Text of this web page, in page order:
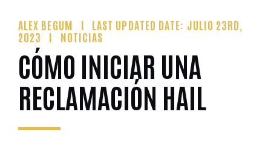
ALEX BEGUM
LAST UPDATED DATE: JULIO 23RD,
2023
NOTICIAS
CÓMO INICIAR UNA
RECLAMACIÓN HAIL